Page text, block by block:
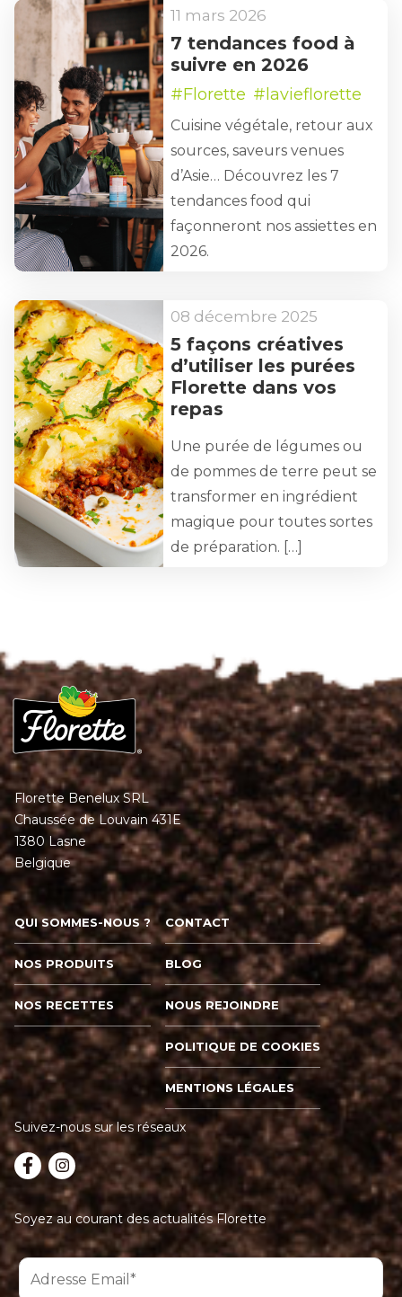
11 mars 2026
7 tendances food à
suivre en 2026
#Florette #lavieflorette
Cuisine végétale, retour aux
sources, saveurs venues
d’Asie… Découvrez les 7
tendances food qui
façonneront nos assiettes en
2026.
08 décembre 2025
5 façons créatives
d’utiliser les purées
Florette dans vos
repas
Une purée de légumes ou
de pommes de terre peut se
transformer en ingrédient
magique pour toutes sortes
de préparation. […]
Florette Benelux SRL
Chaussée de Louvain 431E
1380 Lasne
Belgique
QUI SOMMES-NOUS ?
NOS PRODUITS
NOS RECETTES
CONTACT
BLOG
NOUS REJOINDRE
POLITIQUE DE COOKIES
MENTIONS LÉGALES
Suivez-nous sur les réseaux
Soyez au courant des actualités Florette